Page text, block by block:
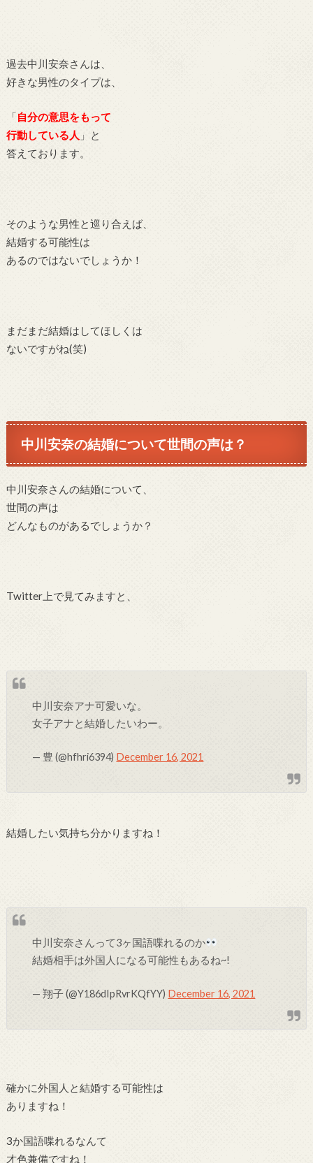
過去中川安奈さんは、
好きな男性のタイプは、
「自分の意思をもって
行動している人 」と
答えております。
そのような男性と巡り合えば、
結婚する可能性は
あるのではないでしょうか！
まだまだ結婚はしてほしくは
ないですがね(笑)
中川安奈の結婚について世間の声は？
中川安奈さんの結婚について、
世間の声は
どんなものがあるでしょうか？
Twitter上で見てみますと、
中川安奈アナ可愛いな。
女子アナと結婚したいわー。
— 豊 (@hfhri6394) December 16, 2021
結婚したい気持ち分かりますね！
中川安奈さんって3ヶ国語喋れるのか
結婚相手は外国人になる可能性もあるね~!
— 翔子 (@Y186dIpRvrKQfYY) December 16, 2021
確かに外国人と結婚する可能性は
ありますね！
3か国語喋れるなんて
才色兼備ですね！